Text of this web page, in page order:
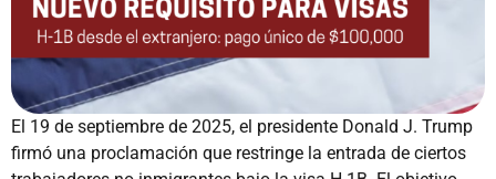
El 19 de septiembre de 2025, el presidente Donald J. Trump
firmó una proclamación que restringe la entrada de ciertos